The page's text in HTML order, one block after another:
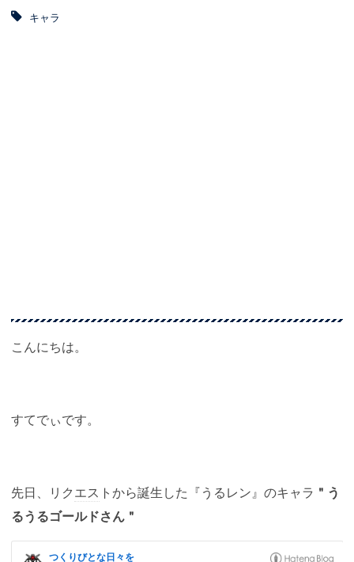
キャラ
こんにちは。
すてでぃです。
先日、リクエス トから誕生した『うるレン』のキャラ ＂う
るうるゴールドさん＂